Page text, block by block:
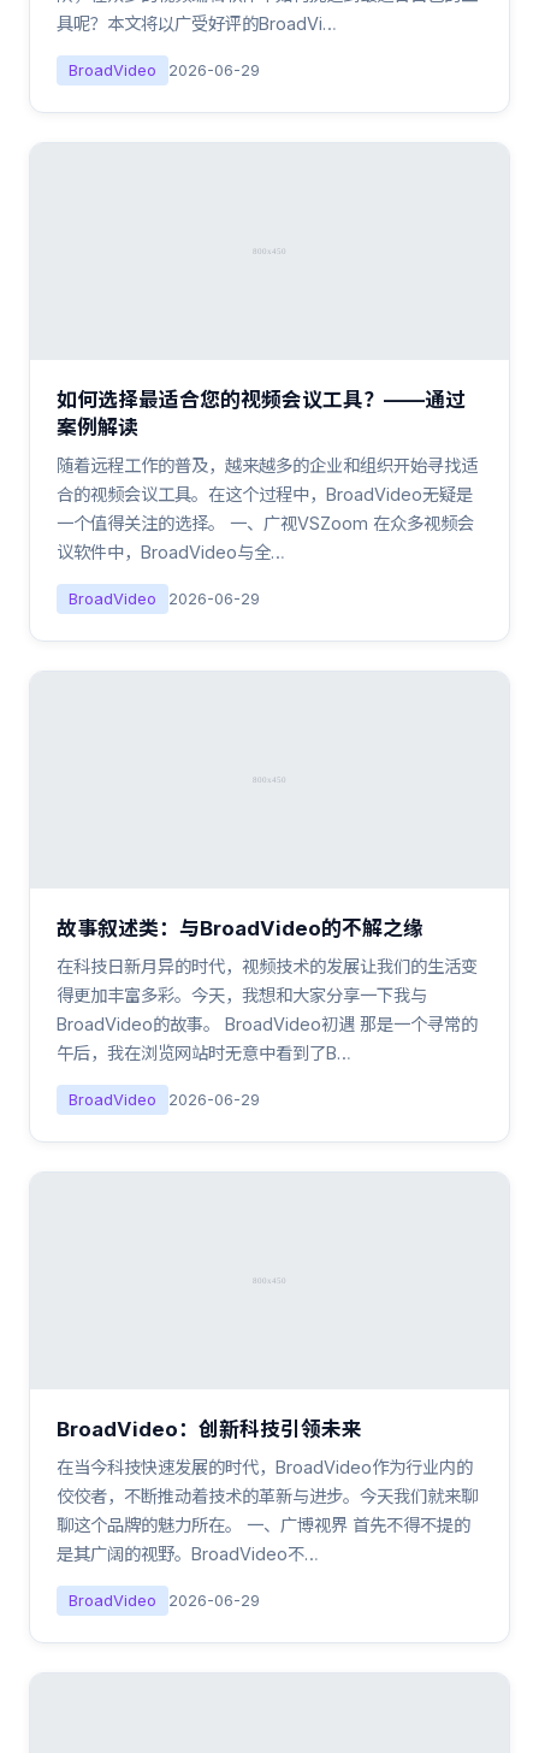
具呢？本文将以广受好评的BroadVi…
BroadVideo 2026-06-29
如何选择最适合您的视频会议工具？——通过
案例解读
随着远程工作的普及，越来越多的企业和组织开始寻找适
合的视频会议工具。在这个过程中，BroadVideo无疑是
一个值得关注的选择。 一、广视VSZoom 在众多视频会
议软件中，BroadVideo与全…
BroadVideo 2026-06-29
故事叙述类：与BroadVideo的不解之缘
在科技日新月异的时代，视频技术的发展让我们的生活变
得更加丰富多彩。今天，我想和大家分享一下我与
BroadVideo的故事。 BroadVideo初遇 那是一个寻常的
午后，我在浏览网站时无意中看到了B…
BroadVideo 2026-06-29
BroadVideo：创新科技引领未来
在当今科技快速发展的时代，BroadVideo作为行业内的
佼佼者，不断推动着技术的革新与进步。今天我们就来聊
聊这个品牌的魅力所在。 一、广博视界 首先不得不提的
是其广阔的视野。BroadVideo不…
BroadVideo 2026-06-29